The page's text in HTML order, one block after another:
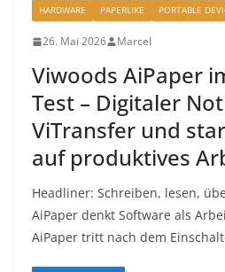
HARDWARE PAPERLIKE PORTABLE
26. Mai 2026 Marcel
Viwoods AiPaper
Test – Digitaler
ViTransfer und
auf produktives
Headliner: Schreiben, lesen,
AiPaper denkt Software als
AiPaper tritt nach dem